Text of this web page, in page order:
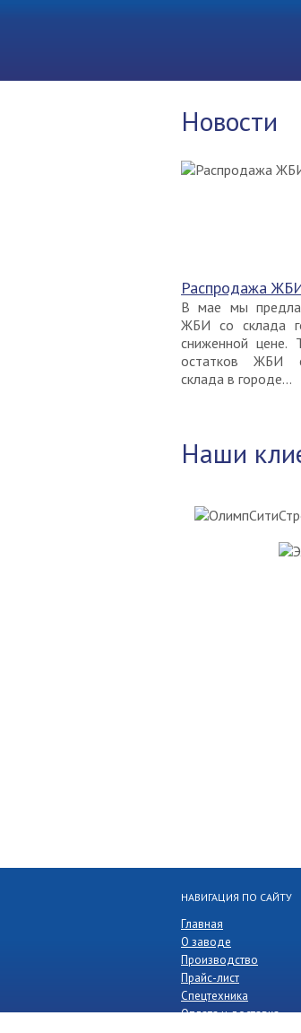
Новости
Распродажа
В мае мы
ЖБИ со склада
сниженной цене.
остатков ЖБИ с
склада в городе...
Наши
НАВИГАЦИЯ ПО САЙТУ
Главная
О заводе
Производство
Прайс-лист
Спецтехника
Оплата и доставка